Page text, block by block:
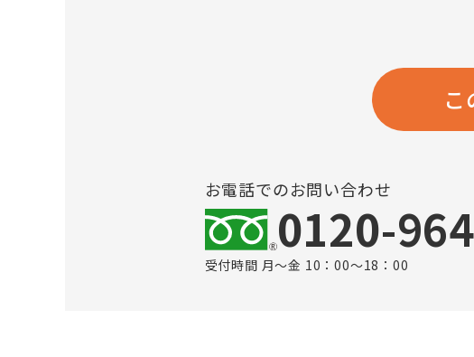
お電話でのお問い合わせ
0120-
受付時間 月～金 10：00～18：00